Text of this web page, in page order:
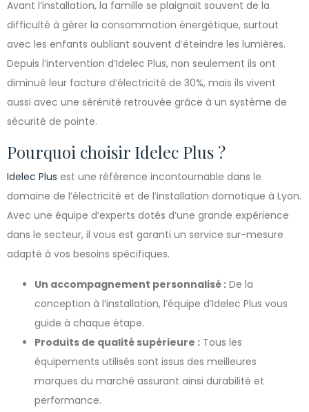
Avant l’installation, la famille se plaignait souvent de la
difficulté à gérer la consommation énergétique, surtout
avec les enfants oubliant souvent d’éteindre les lumières.
Depuis l’intervention d’Idelec Plus, non seulement ils ont
diminué leur facture d’électricité de 30%, mais ils vivent
aussi avec une sérénité retrouvée grâce à un système de
sécurité de pointe.
Pourquoi choisir Idelec Plus ?
Idelec Plus est une référence incontournable dans le
domaine de l’électricité et de l’installation domotique à Lyon.
Avec une équipe d’experts dotés d’une grande expérience
dans le secteur, il vous est garanti un service sur-mesure
adapté à vos besoins spécifiques.
Un accompagnement personnalisé : De la
conception à l’installation, l’équipe d’Idelec Plus vous
guide à chaque étape.
Produits de qualité supérieure : Tous les
équipements utilisés sont issus des meilleures
marques du marché assurant ainsi durabilité et
performance.